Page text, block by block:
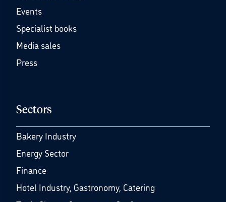
Events
Specialist books
Media sales
Press
Sectors
Bakery Industry
Energy Sector
Finance
Hotel Industry, Gastronomy, Catering